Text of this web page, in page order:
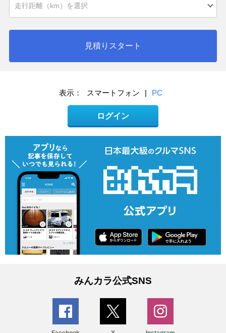
見積りスタート
表示： スマートフォン | PC
ログイン
みんカラ公式SNS